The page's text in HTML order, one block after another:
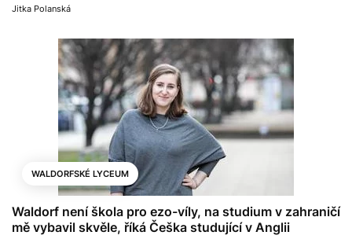
Jitka Polanská
WALDORFSKÉ LYCEUM
Waldorf není škola pro ezo-víly, na studium v zahraničí
mě vybavil skvěle, říká Češka studující v Anglii